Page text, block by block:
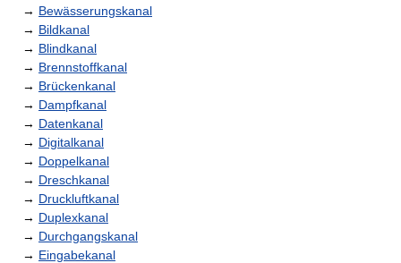
→ Bewässerungskanal
→ Bildkanal
→ Blindkanal
→ Brennstoffkanal
→ Brückenkanal
→ Dampfkanal
→ Datenkanal
→ Digitalkanal
→ Doppelkanal
→ Dreschkanal
→ Druckluftkanal
→ Duplexkanal
→ Durchgangskanal
→ Eingabekanal